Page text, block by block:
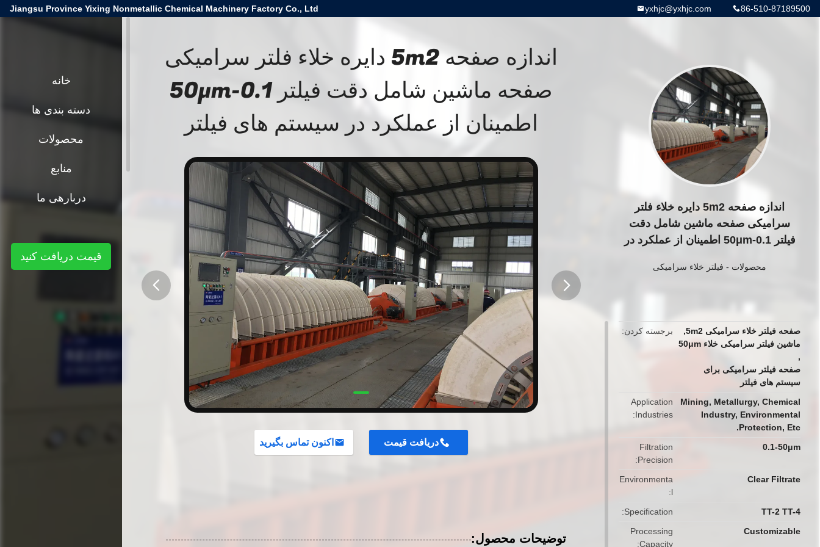
Jiangsu Province Yixing Nonmetallic Chemical Machinery Factory Co., Ltd 86-510-87189500
yxhjc@yxhjc.com
اندازه صفحه 5m2 دایره خلاء فلتر
سرامیکی صفحه ماشین شامل دقت
فیلتر 0.1-50μm اطمینان از عملکرد در
محصولات - فیلتر خلاء سرامیکی
برجسته کردن صفحه فیلتر خلاء سرامیکی 5m2
,
ماشین فیلتر سرامیکی خلاء 50μm
,
صفحه فیلتر سرامیکی برای
سیستم های فیلتر
Application
Industries
Mining, Metallurgy, Chemical
Industry, Environmental
Protection, Etc.
Filtration
Precision
0.1-50μm
Environmenta
l
Clear Filtrate
Specification
TT-2 TT-4
Processing
Capacity
Customizable
اندازه صفحه 5m2 دایره خلاء فلتر سرامیکی
صفحه ماشین شامل دقت فیلتر 0.1-50μm
اطمینان از عملکرد در سیستم های فیلتر
دریافت قیمت اکنون تماس بگیرید
توضیحات محصول:
خانه
دسته بندی ها
محصولات
منابع
دربارهی ما
قیمت دریافت کنید